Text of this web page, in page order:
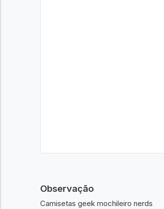
Observação
Camisetas geek mochileiro nerds